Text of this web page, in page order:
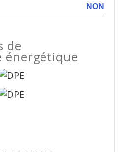
NON
de
énergétique